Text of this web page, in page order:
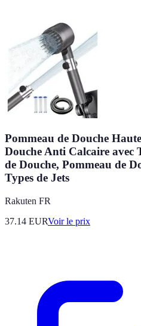
Pommeau de Douche
Douche Anti Calcaire avec
de Douche, Pommeau de
Types de Jets
Rakuten FR
37.14 EURVoir le prix